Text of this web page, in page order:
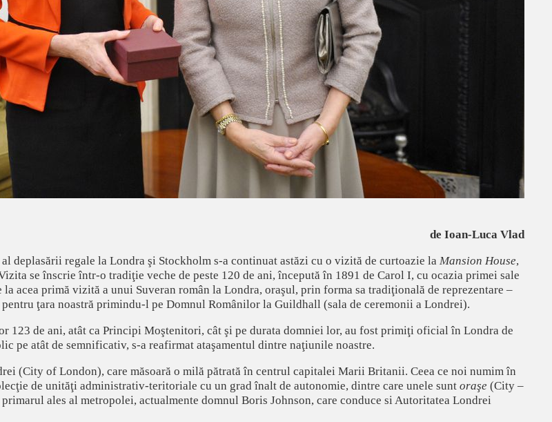
de Ioan-Luca Vlad
deplasării regale la Londra şi Stockholm s-a continuat astăzi cu o vizită de curtoazie la Mansion House,
se înscrie într-o tradiţie veche de peste 120 de ani, începută în 1891 de Carol I, cu ocazia primei sale
acea primă vizită a unui Suveran român la Londra, oraşul, prin forma sa tradiţională de reprezentare –
ţara noastră primindu-l pe Domnul Românilor la Guildhall (sala de ceremonii a Londrei).
123 de ani, atât ca Principi Moştenitori, cât şi pe durata domniei lor, au fost primiţi oficial în Londra de
pe atât de semnificativ, s-a reafirmat ataşamentul dintre naţiunile noastre.
(City of London), care măsoară o milă pătrată în centrul capitalei Marii Britanii. Ceea ce noi numim în
de unităţi administrativ-teritoriale cu un grad înalt de autonomie, dintre care unele sunt oraşe (City –
ales al metropolei, actualmente domnul Boris Johnson, care conduce si Autoritatea Londrei